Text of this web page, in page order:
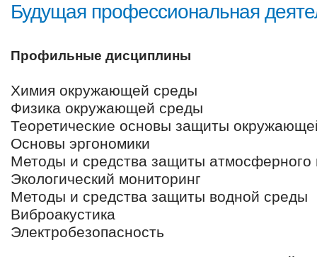
Будущая профессиональная
Профильные дисциплины
Химия окружающей среды
Физика окружающей среды
Теоретические основы защиты
Основы эргономики
Методы и средства защиты атмосферного
Экологический мониторинг
Методы и средства защиты водной среды
Виброакустика
Электробезопасность